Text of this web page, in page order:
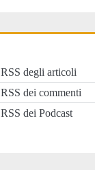
RSS degli articoli
RSS dei commenti
RSS dei Podcast